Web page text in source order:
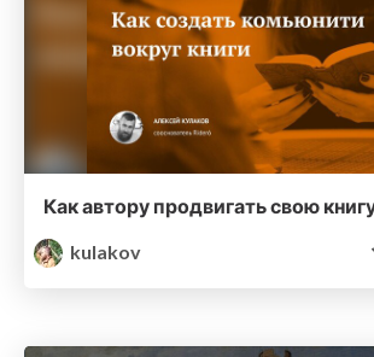
Как автору продвигать свою
kulakov